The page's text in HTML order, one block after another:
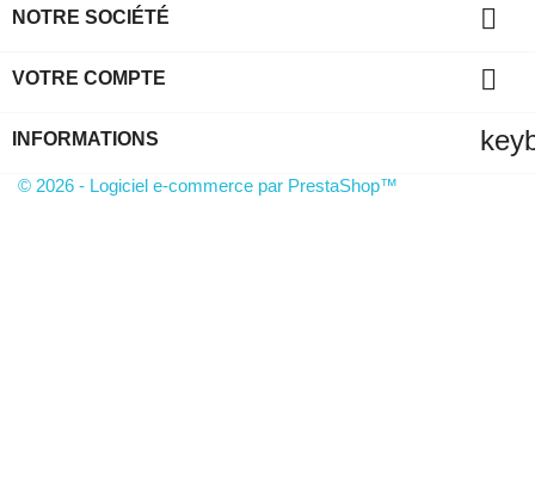
NOTRE SOCIÉTÉ 
VOTRE COMPTE 
INFORMATIONS
© 2026 - Logiciel e-commerce par PrestaShop™